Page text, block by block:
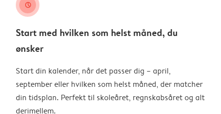
clock
Start med hvilken som helst måned, du
ønsker
Start din kalender, når det passer dig – april,
september eller hvilken som helst måned, der matcher
din tidsplan. Perfekt til skoleåret, regnskabsåret og alt
derimellem.